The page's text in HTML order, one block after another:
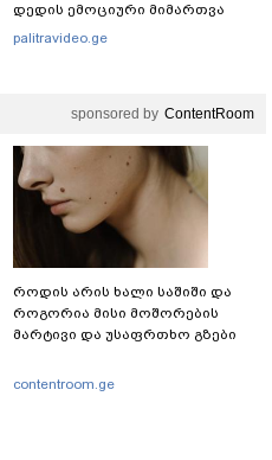
დედის ემოციური მიმართვა
palitravideo.ge
sponsored by ContentRoom
როდის არის ხალი საშიში და
როგორია მისი მოშორების
მარტივი და უსაფრთხო გზები
contentroom.ge